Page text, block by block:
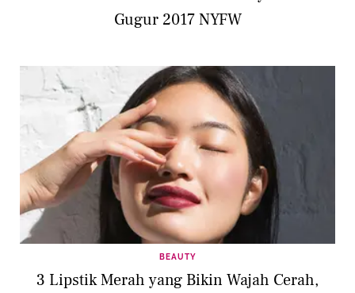
Gugur 2017 NYFW
BEAUTY
3 Lipstik Merah yang Bikin Wajah Cerah,